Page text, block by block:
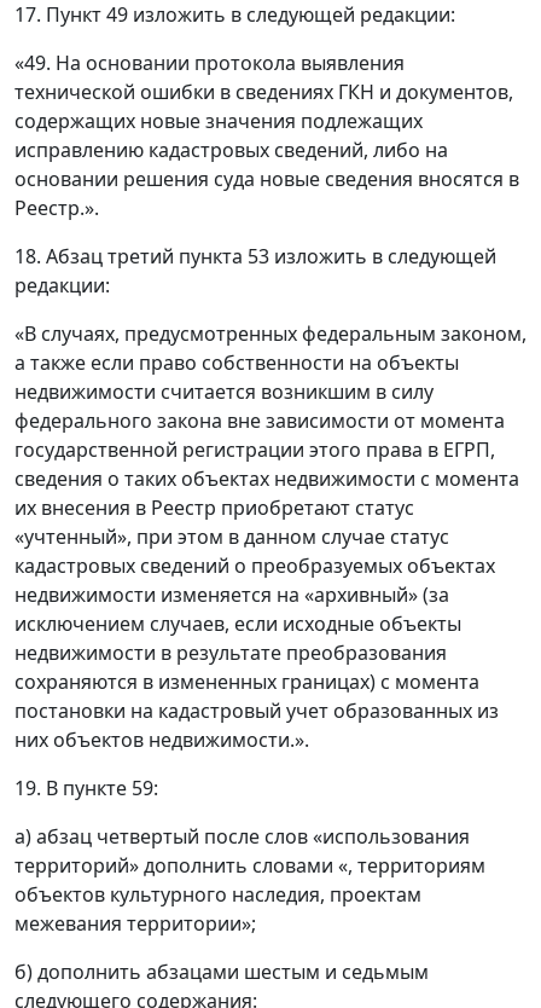
17. Пункт 49 изложить в следующей редакции:
«49. На основании протокола выявления
технической ошибки в сведениях ГКН и документов,
содержащих новые значения подлежащих
исправлению кадастровых сведений, либо на
основании решения суда новые сведения вносятся в
Реестр.».
18. Абзац третий пункта 53 изложить в следующей
редакции:
«В случаях, предусмотренных федеральным законом,
а также если право собственности на объекты
недвижимости считается возникшим в силу
федерального закона вне зависимости от момента
государственной регистрации этого права в ЕГРП,
сведения о таких объектах недвижимости с момента
их внесения в Реестр приобретают статус
«учтенный», при этом в данном случае статус
кадастровых сведений о преобразуемых объектах
недвижимости изменяется на «архивный» (за
исключением случаев, если исходные объекты
недвижимости в результате преобразования
сохраняются в измененных границах) с момента
постановки на кадастровый учет образованных из
них объектов недвижимости.».
19. В пункте 59:
а) абзац четвертый после слов «использования
территорий» дополнить словами «, территориям
объектов культурного наследия, проектам
межевания территории»;
б) дополнить абзацами шестым и седьмым
следующего содержания: